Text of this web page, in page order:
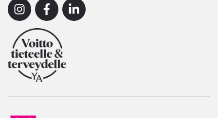
InstagramFacebookLinkedin